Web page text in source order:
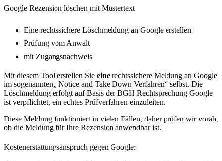
Google Rezension löschen mit Mustertext
Eine rechtssichere Löschmeldung an Google erstellen
Prüfung vom Anwalt
mit Zugangsnachweis
Mit diesem Tool erstellen Sie eine rechtssichere Meldung an Google
im sogenannten„ Notice and Take Down Verfahren“ selbst. Die
Löschmeldung erfolgt auf Basis der BGH Rechtsprechung Google
ist verpflichtet, ein echtes Prüfverfahren einzuleiten.
Diese Meldung funktioniert in vielen Fällen, daher prüfen wir vorab,
ob die Meldung für Ihre Rezension anwendbar ist.
Kostenerstattungsanspruch gegen Google: